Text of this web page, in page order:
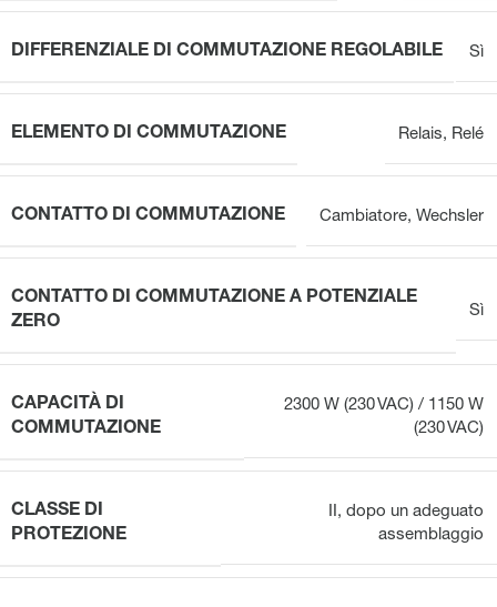
DIFFERENZIALE DI COMMUTAZIONE REGOLABILE Sì
ELEMENTO DI COMMUTAZIONE Relais, Relé
CONTATTO DI COMMUTAZIONE Cambiatore, Wechsler
CONTATTO DI COMMUTAZIONE A POTENZIALE
ZERO
Sì
CAPACITÀ DI
COMMUTAZIONE
2300 W (230 VAC) / 1150 W
(230 VAC)
CLASSE DI
PROTEZIONE
II, dopo un adeguato
assemblaggio